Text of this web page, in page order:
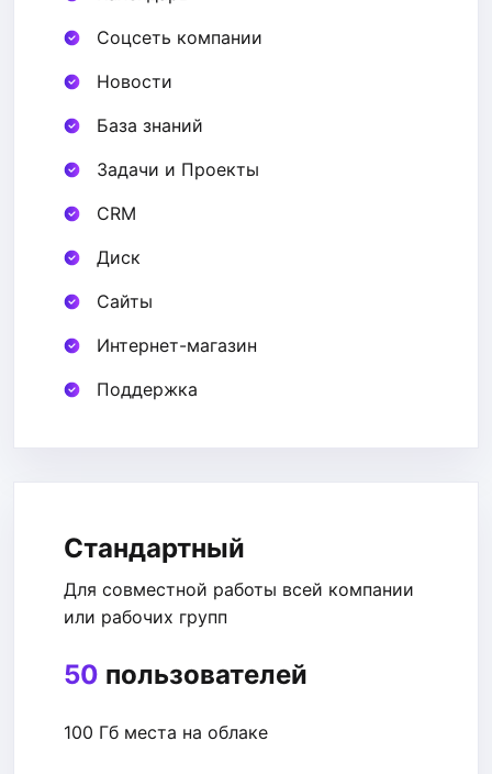
Соцсеть компании
Новости
База знаний
Задачи и Проекты
CRM
Диск
Сайты
Интернет-магазин
Поддержка
Стандартный
Для совместной работы всей компании
или рабочих групп
50 пользователей
100 Гб места на облаке